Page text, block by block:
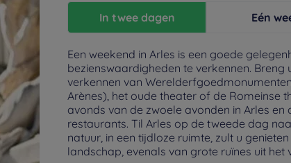
In twee dagen Eén
Een weekend in Arles is een goede
bezienswaardigheden te verkennen.
verkennen van
Arènes), het oude theater of de Romeinse
avonds van de zwoele avonden in Arles en
restaurants. Til Arles op de tweede dag
natuur, in een tijdloze ruimte, zult u
landschap, evenals van grote ruïnes uit het